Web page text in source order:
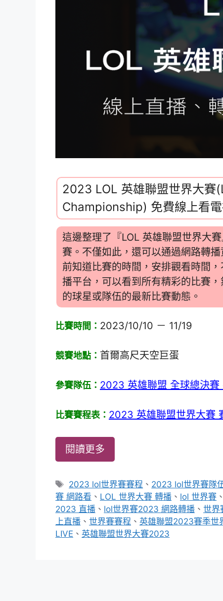
2023 LOL 英雄聯盟世界大
Championship) 免費線上看
這邊整理了『LOL 英雄聯盟世界大
賽。不僅如此，還可以通過網路轉
前知道比賽的時間，安排觀看時間
播平台，可以看到所有精彩的比賽
的球星或隊伍的最新比賽動態。
比賽時間： 2023/10/10 － 11/19
競賽地點： 首爾高尺天空巨蛋
參賽隊伍： 2023 英雄聯盟 全球總決賽
比賽賽程表： 2023 英雄聯盟世界大賽
閱讀更多
標
籤
2023 lol世界賽賽程 、 2023 lol世界賽隊
賽 網路看 、 LOL 世界大賽 轉播 、 lol 世界賽 、
2023 直播 、 lol世界賽2023 網路轉播 、 世界
上直播 、 世界賽賽程 、 英雄聯盟2023賽季世
LIVE 、 英雄聯盟世界大賽2023